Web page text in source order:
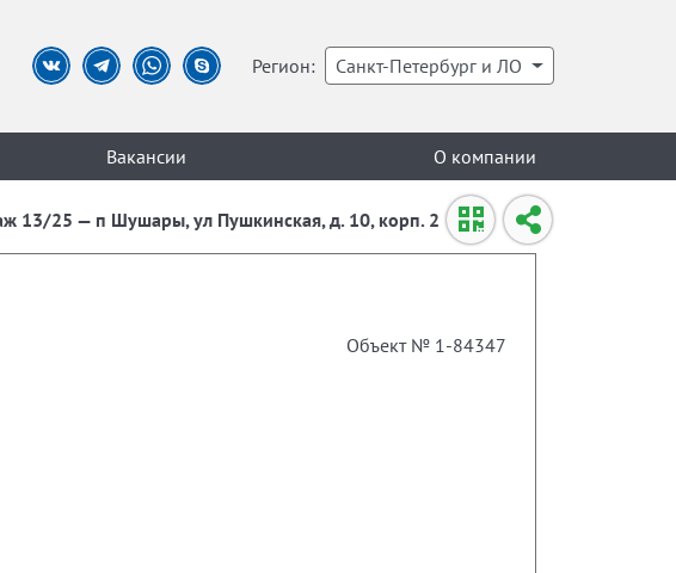
Регион: Санкт-Петербург и ЛО
Вакансии О компании
13/25 — п Шушары, ул Пушкинская, д. 10, корп. 2
Объект № 1-84347